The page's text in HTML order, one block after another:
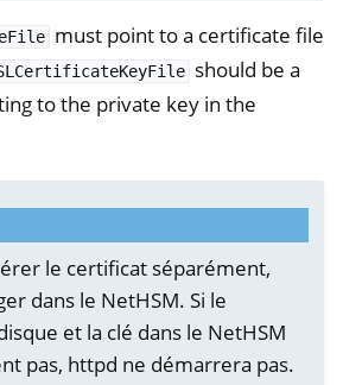
must point to a certificate file
should be a
to the private key in the
le certificat séparément,
dans le NetHSM. Si le
et la clé dans le NetHSM
pas, httpd ne démarrera pas.